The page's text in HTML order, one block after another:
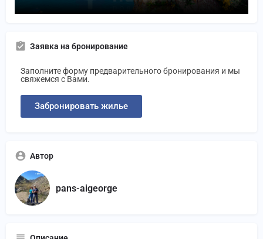
Заявка на бронирование
Заполните форму предварительного бронирования и мы
свяжемся с Вами.
Забронировать жилье
Автор
pans-aigeorge